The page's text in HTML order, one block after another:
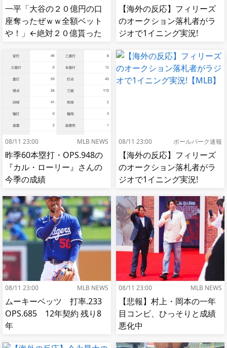
一平「大谷の２０億円の口
座奪ったぜｗｗ全額ベット
や！」←絶対２０億貰った
【海外の反応】フィリーズ
のオークション落札者がラ
ジオで1イニング実況!
08/11 23:00 MLB NEWS
昨季60本塁打・OPS.948の
『カル・ローリー』さんの
今季の成績
08/11 23:00 ボールパーク速報
【海外の反応】フィリーズ
のオークション落札者がラ
ジオで1イニング実況!
08/11 23:00 MLB NEWS
ムーキーベッツ 打率.233
OPS.685 12年契約 残り8
年
08/11 23:00 MLB NEWS
【悲報】村上・岡本の一年
目コンビ、ひっそりと成績
悪化中